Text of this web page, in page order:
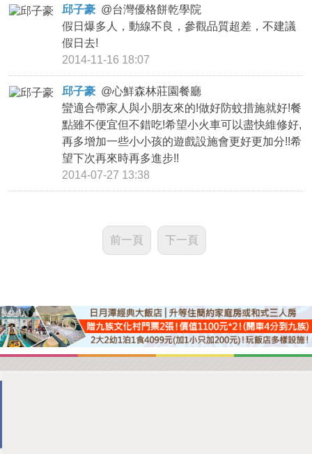
邱子豪 @台灣優格餅乾學院
假日爆多人，動線不良，參觀品質超差，不建議
假日去!
2014-11-16 18:07
邱子豪 @心鮮森林莊園餐廳
蠻適合帶家人與小朋友來的!做好防蚊措施就好!餐
點雖不便宜但不錯吃!希望小火車可以盡快維修好,
再多增加一些小小孩的遊戲設施會更好更加分!!希
望下次再來時再多進步!!
2014-07-27 13:38
前一頁 下一頁